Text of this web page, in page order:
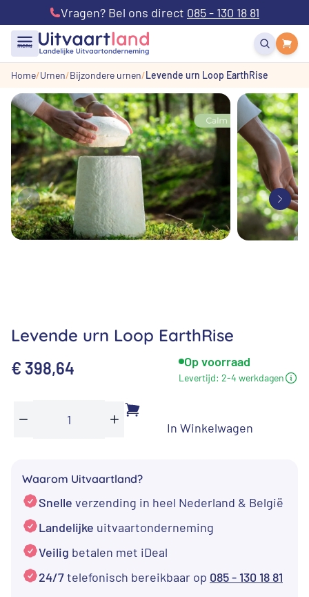
Vragen? Bel ons direct 085 - 130 18 81
menu
Home Urnen Bijzondere urnen Levende urn Loop EarthRise
Levende urn Loop EarthRise
€ 398,64 Op voorraad
Levertijd: 2-4 werkdagen
EarthRise
aantal
In Winkelwagen
Waarom Uitvaartland?
Snelle verzending in heel Nederland & België
Landelijke uitvaartonderneming
Veilig betalen met iDeal
24/7telefonisch bereikbaar op 085 - 130 18 81